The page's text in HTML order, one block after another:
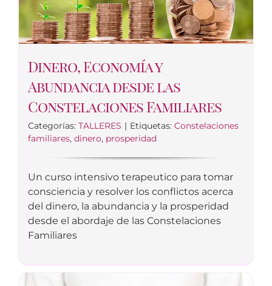
Dinero, Economía y
Abundancia desde las
Constelaciones Familiares
Categorías: TALLERES | Etiquetas: Constelaciones
familiares, dinero, prosperidad
Un curso intensivo terapeutico para tomar
consciencia y resolver los conflictos acerca
del dinero, la abundancia y la prosperidad
desde el abordaje de las Constelaciones
Familiares